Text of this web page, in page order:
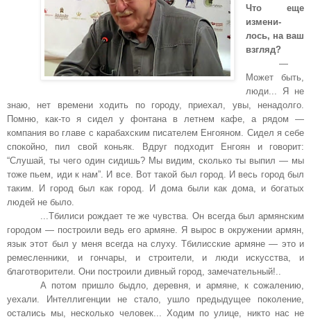
Что еще
измени-
лось, на ваш
взгляд?
—
Может быть,
люди... Я не
знаю, нет времени ходить по городу, приехал, увы, ненадолго.
Помню, как-то я сидел у фонтана в летнем кафе, а рядом —
компания во главе с карабахским писателем Енгояном. Сидел я себе
спокойно, пил свой коньяк. Вдруг подходит Енгоян и говорит:
“Слушай, ты чего один сидишь? Мы видим, сколько ты выпил — мы
тоже пьем, иди к нам”. И все. Вот такой был город. И весь город был
таким. И город был как город. И дома были как дома, и богатых
людей не было.
...Тбилиси рождает те же чувства. Он всегда был армянским
городом — построили ведь его армяне. Я вырос в окружении армян,
язык этот был у меня всегда на слуху. Тбилисские армяне — это и
ремесленники, и гончары, и строители, и люди искусства, и
благотворители. Они построили дивный город, замечательный!..
А потом пришло быдло, деревня, и армяне, к сожалению,
уехали. Интеллигенции не стало, ушло предыдущее поколение,
остались мы, несколько человек... Ходим по улице, никто нас не